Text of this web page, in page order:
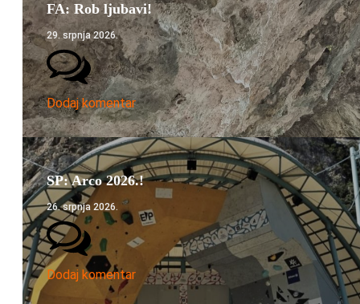
FA: Rob ljubavi!
29. srpnja 2026.
Dodaj komentar
SP: Arco 2026.!
26. srpnja 2026.
Dodaj komentar